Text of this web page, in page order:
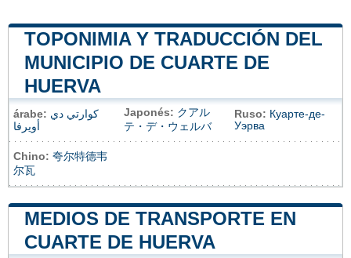
TOPONIMIA Y TRADUCCIÓN DEL
MUNICIPIO DE CUARTE DE
HUERVA
árabe: كوارتي دي
أويرفا
Japonés: クアル
テ・デ・ウェルバ
Ruso: Куарте-де-
Уэрва
Chino: 夸尔特德韦
尔瓦
MEDIOS DE TRANSPORTE EN
CUARTE DE HUERVA